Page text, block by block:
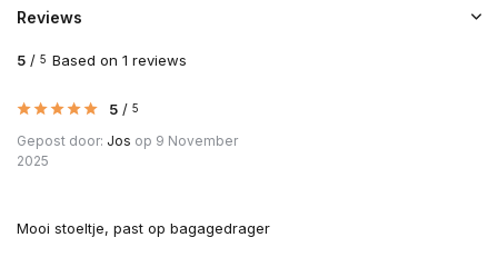
Reviews
5 / 5 Based on 1 reviews
5 / 5
Gepost door: Jos op 9 November
2025
Mooi stoeltje, past op bagagedrager